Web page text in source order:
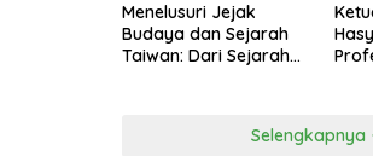
Menelusuri Jejak
Budaya dan Sejarah
Taiwan: Dari Sejarah
Sejarah Chiang Kai-Selengkapnya